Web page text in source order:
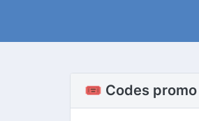
🎟️ Codes promo